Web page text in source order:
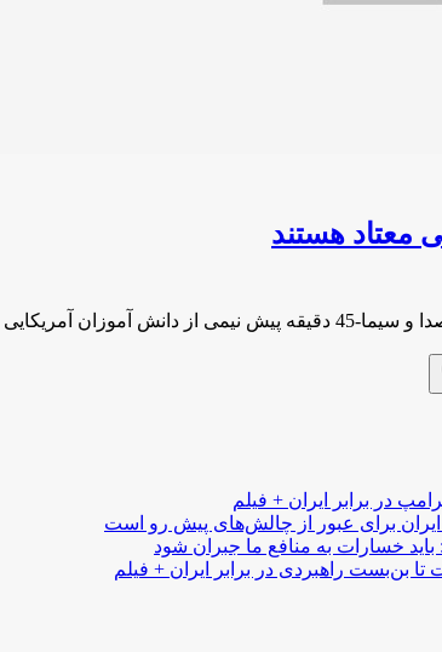
معتاد هستند
معتاد هستند صدا و …
در برابر ایران + فیلم
برای عبور از چالش‌های پیش رو است
خسارات به منافع ما جبران شود
تا بن‌بست راهبردی در برابر ایران + فیلم